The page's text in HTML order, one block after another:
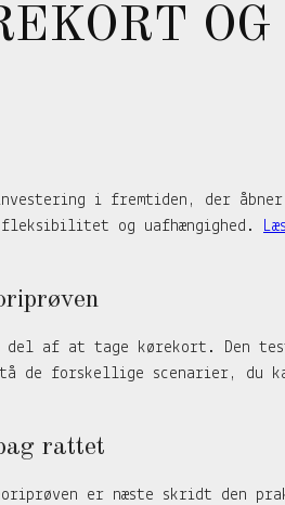
i fremtiden, der
og uafhængighed.
del af at tage kørekort. Den
de forskellige scenarier, du
rattet
er næste skridt den